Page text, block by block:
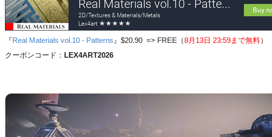
『Real Materials vol.10 - Patterns 』 $20.90 => FREE （8月13日 23:59まで無料）
クーポンコード： LEX4ART2026